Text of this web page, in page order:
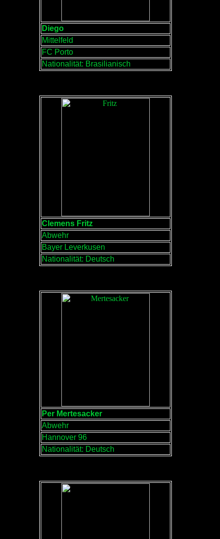
Diego
Mittelfeld
FC Porto
Nationalität: Brasilianisch
Clemens Fritz
Abwehr
Bayer Leverkusen
Nationalität: Deutsch
Per Mertesacker
Abwehr
Hannover 96
Nationalität: Deutsch